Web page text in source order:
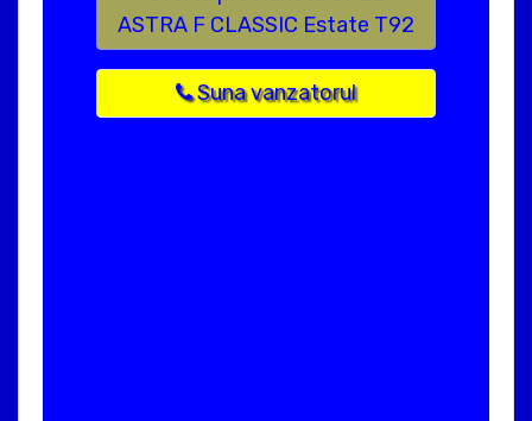
ASTRA F CLASSIC Estate T92
Suna vanzatorul